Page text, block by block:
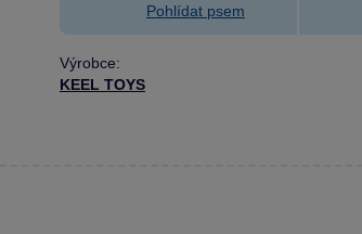
Pohlídat psem
Výrobce:
KEEL TOYS